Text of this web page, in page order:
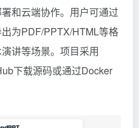
和云端协作。用户可通过
为PDF/PPTX/HTML等格
讲等场景。项目采用
下载源码或通过Docker